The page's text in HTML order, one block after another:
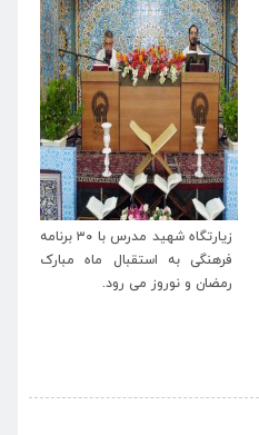
پیام تبریک مدیرعامل موسسه
آستانه حضرت حسین بن موسی
الکاظم(ع) و زیارتگاه شهید